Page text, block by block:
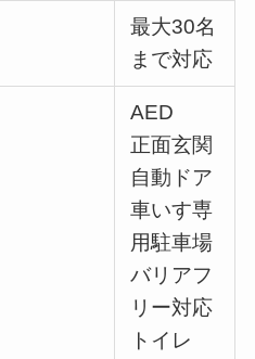
最大30名
まで対応
AED
正面玄関
自動ドア
車いす専
用駐車場
バリアフ
リー対応
トイレ